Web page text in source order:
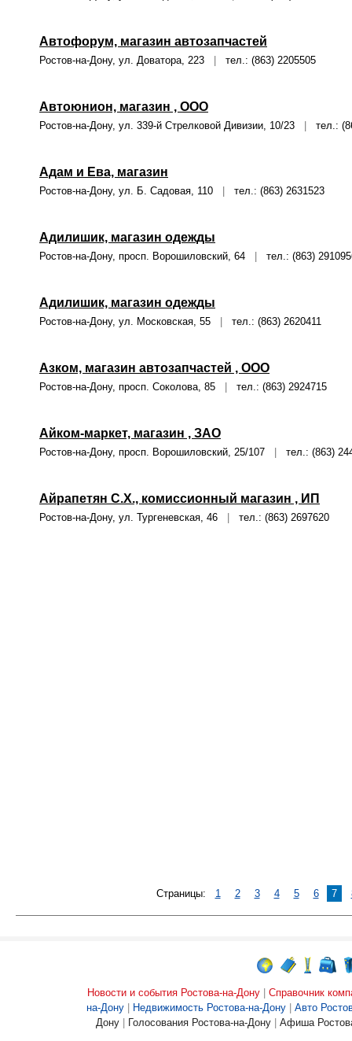
Автофорум, магазин автозапчастей
Ростов-на-Дону, ул. Доватора, 223 тел.: (863) 2205505
Автоюнион, магазин , ООО
Ростов-на-Дону, ул. 339-й Стрелковой Дивизии, 10/23 тел.:
Адам и Ева, магазин
Ростов-на-Дону, ул. Б. Садовая, 110 тел.: (863) 2631523
Адилишик, магазин одежды
Ростов-на-Дону, просп. Ворошиловский, 64 тел.: (863)
Адилишик, магазин одежды
Ростов-на-Дону, ул. Московская, 55 тел.: (863) 2620411
Азком, магазин автозапчастей , ООО
Ростов-на-Дону, просп. Соколова, 85 тел.: (863) 2924715
Айком-маркет, магазин , ЗАО
Ростов-на-Дону, просп. Ворошиловский, 25/107 тел.: (863)
Айрапетян С.Х., комиссионный магазин , ИП
Ростов-на-Дону, ул. Тургеневская, 46 тел.: (863) 2697620
Страницы: 1 2 3 4 5 6 7
Новости и события Ростова-на-Дону
Справочник
на-Дону
Недвижимость Ростова-на-Дону
Авто
Дону
Голосования Ростова-на-Дону Афиша